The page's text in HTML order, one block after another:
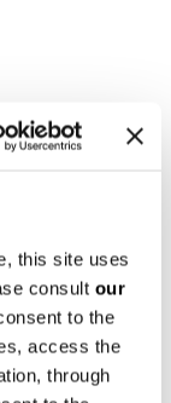
this site uses
consult our
to the
access the
through